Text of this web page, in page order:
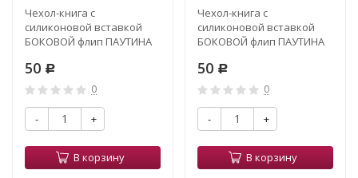
Чехол-книга с
силиконовой вставкой
БОКОВОЙ флип ПАУТИНА
50 Р
0
- +
В корзину
Чехол-книга с
силиконовой вставкой
БОКОВОЙ флип ПАУТИНА
50 Р
0
- +
В корзину